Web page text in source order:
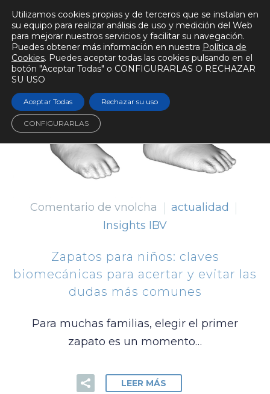
Comentario de vnolcha
actualidad
Insights IBV
Zapatos para niños: claves
biomecánicas para acertar y evitar las
dudas más comunes
Para muchas familias, elegir el primer
zapato es un momento…
LEER MÁS
Utilizamos cookies propias y de terceros que se instalan en
su equipo para realizar análisis de uso y medición del Web
para mejorar nuestros servicios y facilitar su navegación.
Puedes obtener más información en nuestra Política de
Cookies. Puedes aceptar todas las cookies pulsando en el
botón "Aceptar Todas" o CONFIGURARLAS O RECHAZAR
SU USO
Aceptar Todas Rechazar su uso
CONFIGURARLAS